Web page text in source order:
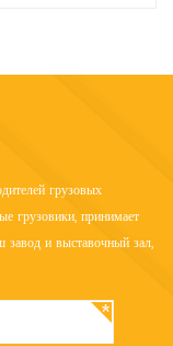
грузовых
грузовики, принимает
завод и выставочный зал,